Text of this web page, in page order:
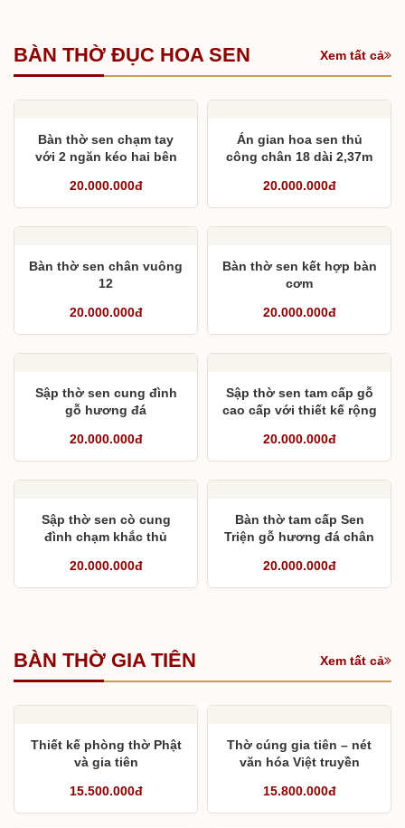
BÀN THỜ ĐỤC HOA SEN Xem tất cả
Bàn thờ sen chạm tay
với 2 ngăn kéo hai bên
20.000.000đ
Án gian hoa sen thủ
công chân 18 dài 2,37m
20.000.000đ
Bàn thờ sen chân vuông
12
20.000.000đ
Bàn thờ sen kết hợp bàn
cơm
20.000.000đ
Sập thờ sen cung đình
gỗ hương đá
20.000.000đ
Sập thờ sen tam cấp gỗ
cao cấp với thiết kế rộng
20.000.000đ
Sập thờ sen cò cung
đình chạm khắc thủ
20.000.000đ
Bàn thờ tam cấp Sen
Triện gỗ hương đá chân
20.000.000đ
BÀN THỜ GIA TIÊN Xem tất cả
Thiết kế phòng thờ Phật
và gia tiên
15.500.000đ
Thờ cúng gia tiên – nét
văn hóa Việt truyền
15.800.000đ